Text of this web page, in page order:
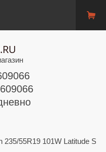
235/55R19 101W Latitude